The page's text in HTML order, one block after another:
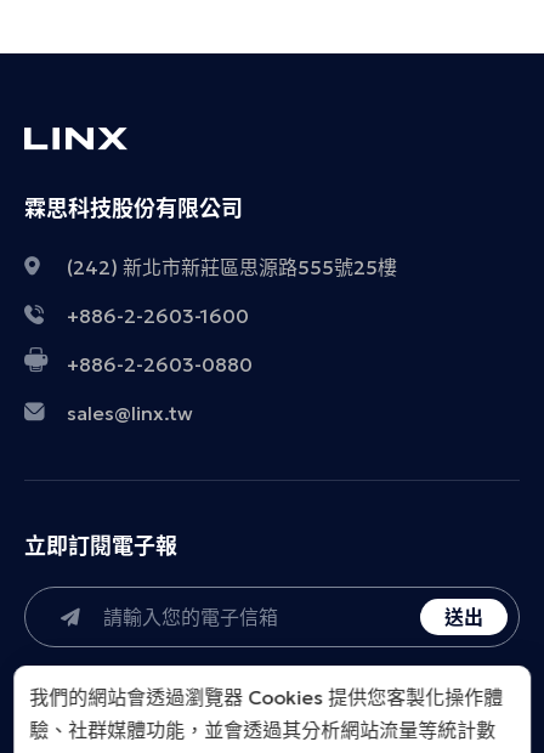
霖思科技股份有限公司
(242) 新北市新莊區思源路555號25樓
+886-2-2603-1600
+886-2-2603-0880
sales@linx.tw
立即訂閱電子報
送出
我們的網站會透過瀏覽器 Cookies 提供您客製化操作體
驗、社群媒體功能，並會透過其分析網站流量等統計數